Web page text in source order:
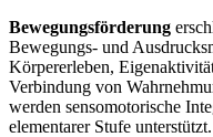
Bewegungsförderung
Bewegungs- und
Körpererleben,
Verbindung von
werden sensomotorische
elementarer Stufe unterstützt.